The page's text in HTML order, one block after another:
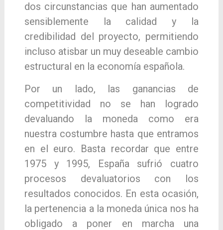
dos circunstancias que han aumentado
sensiblemente la calidad y la
credibilidad del proyecto, permitiendo
incluso atisbar un muy deseable cambio
estructural en la economía española.
Por un lado, las ganancias de
competitividad no se han logrado
devaluando la moneda como era
nuestra costumbre hasta que entramos
en el euro. Basta recordar que entre
1975 y 1995, España sufrió cuatro
procesos devaluatorios con los
resultados conocidos. En esta ocasión,
la pertenencia a la moneda única nos ha
obligado a poner en marcha una